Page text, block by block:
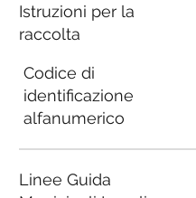
Istruzioni per la
raccolta
Codice di
identificazione
alfanumerico
Linee Guida